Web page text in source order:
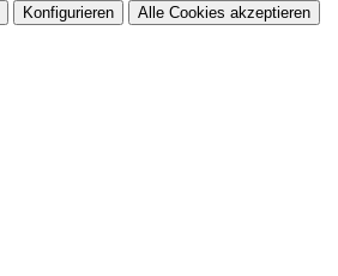
Konfigurieren Alle Cookies akzeptieren